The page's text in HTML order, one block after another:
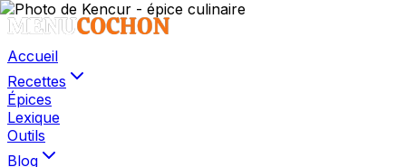
Accueil
Recettes
Épices
Lexique
Outils
Blog